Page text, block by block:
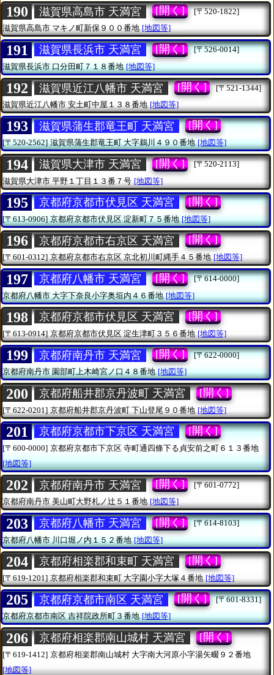
190 滋賀県高島市 天満宮 [開く]
[〒520-1822]
滋賀県高島市マキノ町新保９００番地 [地図等]
191 滋賀県長浜市 天満宮 [開く]
[〒526-0014]
滋賀県長浜市口分田町７１８番地 [地図等]
192 滋賀県近江八幡市 天満宮 [開く]
[〒521-1344]
滋賀県近江八幡市安土町中屋１３８番地 [地図等]
193 滋賀県蒲生郡竜王町 天満宮 [開く]
[〒520-2562] 滋賀県蒲生郡竜王町大字鵜川４９０番地 [地図等]
194 滋賀県大津市 天満宮 [開く]
[〒520-2113]
滋賀県大津市 平野１丁目１３番７号 [地図等]
195 京都府京都市伏見区 天満宮 [開く]
[〒613-0906] 京都府京都市伏見区淀新町７５番地 [地図等]
196 京都府京都市右京区 天満宮 [開く]
[〒601-0312] 京都府京都市右京区京北初川町縄手４５番地 [地図等]
197 京都府八幡市 天満宮 [開く]
[〒614-0000]
京都府八幡市大字下奈良小字奥垣内４６番地 [地図等]
198 京都府京都市伏見区 天満宮 [開く]
[〒613-0914] 京都府京都市伏見区 淀生津町３５６番地 [地図等]
199 京都府南丹市 天満宮 [開く]
[〒622-0000]
京都府南丹市園部町上木崎宮ノ口４８番地 [地図等]
200 京都府船井郡京丹波町 天満宮 [開く]
[〒622-0201] 京都府船井郡京丹波町 下山登尾９０番地 [地図等]
201 京都府京都市下京区 天満宮 [開く]
[〒600-0000] 京都府京都市下京区 寺町通四條下る貞安前之町６１３番地
[地図等]
202 京都府南丹市 天満宮 [開く]
[〒601-0772]
京都府南丹市美山町大野札ノ辻５１番地 [地図等]
203 京都府八幡市 天満宮 [開く]
[〒614-8103]
京都府八幡市川口堀ノ内１５２番地 [地図等]
204 京都府相楽郡和束町 天満宮 [開く]
[〒619-1201] 京都府相楽郡和束町 大字園小字大塚４番地 [地図等]
205 京都府京都市南区 天満宮 [開く]
[〒601-8331]
京都府京都市南区吉祥院政所町３番地 [地図等]
206 京都府相楽郡南山城村 天満宮 [開く]
[〒619-1412] 京都府相楽郡南山城村 大字南大河原小字湯矢畷９２番地
[地図等]